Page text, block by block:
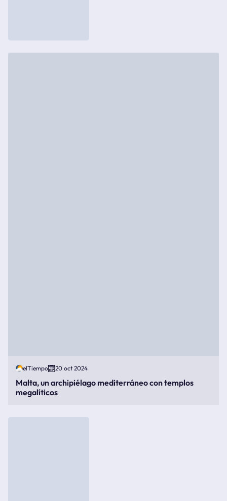
elTiempo 20 oct 2024
Malta, un archipiélago mediterráneo con templos
megalíticos